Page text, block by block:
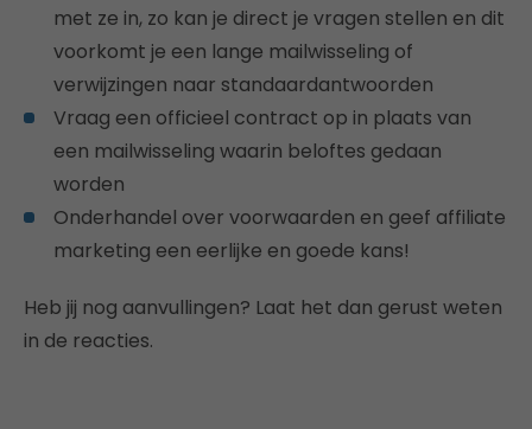
met ze in, zo kan je direct je vragen stellen en dit
voorkomt je een lange mailwisseling of
verwijzingen naar standaardantwoorden
Vraag een officieel contract op in plaats van
een mailwisseling waarin beloftes gedaan
worden
Onderhandel over voorwaarden en geef affiliate
marketing een eerlijke en goede kans!
Heb jij nog aanvullingen? Laat het dan gerust weten
in de reacties.